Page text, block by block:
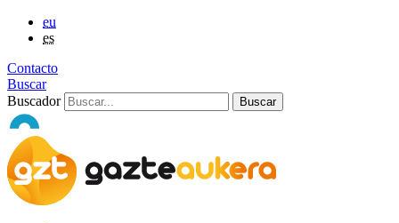
eu
es
Contacto
Buscar
Buscador